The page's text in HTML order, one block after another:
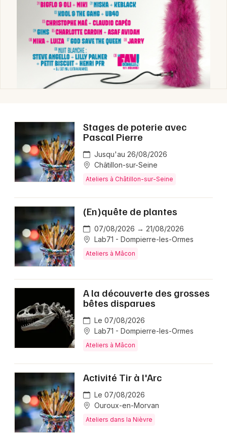
Stages de poterie avec
Pascal Pierre
Jusqu'au 26/08/2026
Châtillon-sur-Seine
Ateliers à Châtillon-sur-Seine
(En)quête de plantes
07/08/2026 → 21/08/2026
Lab71 - Dompierre-les-Ormes
Ateliers à Mâcon
A la découverte des grosses
bêtes disparues
Le 07/08/2026
Lab71 - Dompierre-les-Ormes
Ateliers à Mâcon
Activité Tir à l'Arc
Le 07/08/2026
Ouroux-en-Morvan
Ateliers dans la Nièvre